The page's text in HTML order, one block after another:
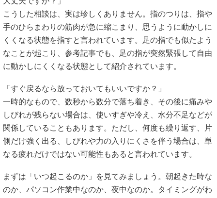
こうした相談は、実は珍しくありません。指のつりは、指や
手のひらまわりの筋肉が急に縮こまり、思うように動かしに
くくなる状態を指すと言われています。足の指でも似たよう
なことが起こり、参考記事でも、足の指が突然緊張して自由
に動かしにくくなる状態として紹介されています。
「すぐ戻るなら放っておいてもいいですか？」
一時的なもので、数秒から数分で落ち着き、その後に痛みや
しびれが残らない場合は、使いすぎや冷え、水分不足などが
関係していることもあります。ただし、何度も繰り返す、片
側だけ強く出る、しびれや力の入りにくさを伴う場合は、単
なる疲れだけではない可能性もあると言われています。
まずは「いつ起こるのか」を見てみましょう。朝起きた時な
のか、パソコン作業中なのか、夜中なのか。タイミングがわ